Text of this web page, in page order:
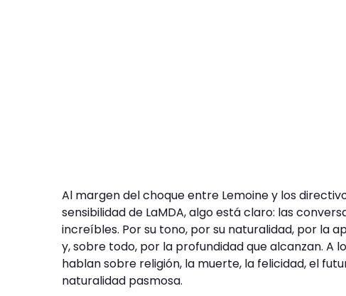
Al margen del choque entre Lemoine y los
sensibilidad de LaMDA, algo está claro: las
increíbles. Por su tono, por su naturalidad, por la
y, sobre todo, por la profundidad que alcanzan. A
hablan sobre religión, la muerte, la felicidad, el
naturalidad pasmosa.